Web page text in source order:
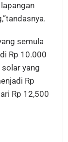
semula
Rp 10.000
yang
Rp
Rp 12,500